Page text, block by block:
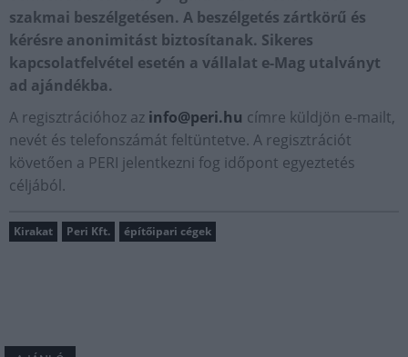
szakmai beszélgetésen. A beszélgetés zártkörű és
kérésre anonimitást biztosítanak. Sikeres
kapcsolatfelvétel esetén a vállalat e-Mag utalványt
ad ajándékba.
A regisztrációhoz az info@peri.hu címre küldjön e-mailt,
nevét és telefonszámát feltüntetve. A regisztrációt
követően a PERI jelentkezni fog időpont egyeztetés
céljából.
Kirakat Peri Kft. építőipari cégek